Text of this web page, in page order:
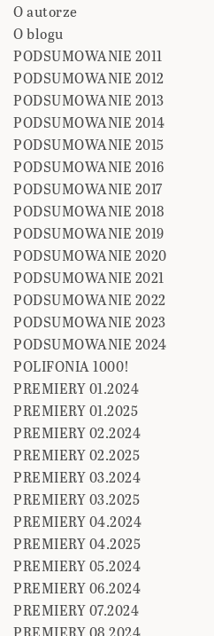
O autorze
O blogu
PODSUMOWANIE 2011
PODSUMOWANIE 2012
PODSUMOWANIE 2013
PODSUMOWANIE 2014
PODSUMOWANIE 2015
PODSUMOWANIE 2016
PODSUMOWANIE 2017
PODSUMOWANIE 2018
PODSUMOWANIE 2019
PODSUMOWANIE 2020
PODSUMOWANIE 2021
PODSUMOWANIE 2022
PODSUMOWANIE 2023
PODSUMOWANIE 2024
POLIFONIA 1000!
PREMIERY 01.2024
PREMIERY 01.2025
PREMIERY 02.2024
PREMIERY 02.2025
PREMIERY 03.2024
PREMIERY 03.2025
PREMIERY 04.2024
PREMIERY 04.2025
PREMIERY 05.2024
PREMIERY 06.2024
PREMIERY 07.2024